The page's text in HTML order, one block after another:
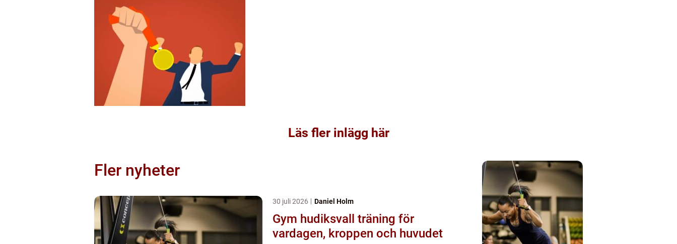
Läs fler inlägg här
Fler nyheter
30 juli 2026 Daniel Holm
Gym hudiksvall träning för
vardagen, kroppen och huvudet